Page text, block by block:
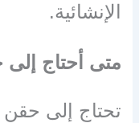
الإنشائية.
متى أحتاج إلى
تحتاج إلى حقن